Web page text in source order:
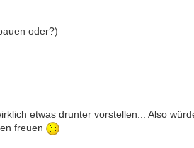
oder?)
etwas drunter vorstellen... Also
freuen